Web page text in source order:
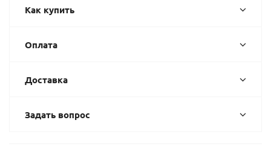
Как купить
Оплата
Доставка
Задать вопрос